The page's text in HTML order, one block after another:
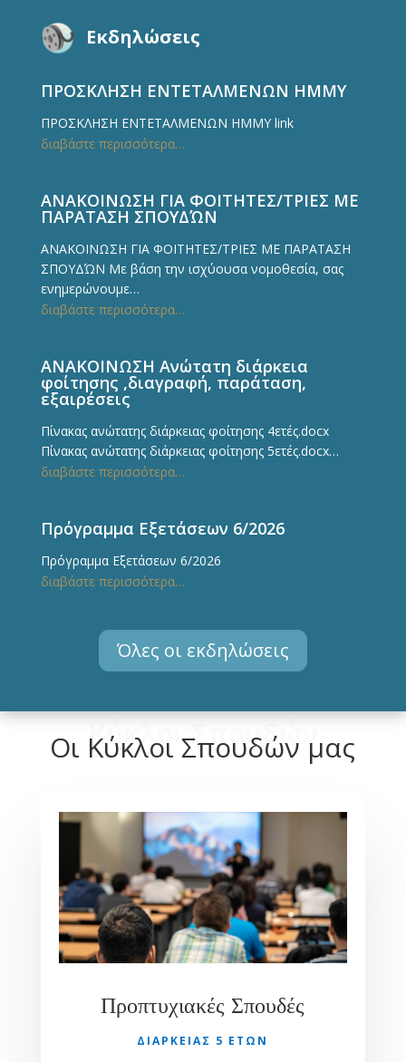
Εκδηλώσεις
ΠΡΟΣΚΛΗΣΗ ΕΝΤΕΤΑΛΜΕΝΩΝ ΗΜΜΥ
ΠΡΟΣΚΛΗΣΗ ΕΝΤΕΤΑΛΜΕΝΩΝ ΗΜΜΥ link
διαβάστε περισσότερα…
ΑΝΑΚΟΙΝΩΣΗ ΓΙΑ ΦΟΙΤΗΤΕΣ/ΤΡΙΕΣ ΜΕ
ΠΑΡΑΤΑΣΗ ΣΠΟΥΔΏΝ
ΑΝΑΚΟΙΝΩΣΗ ΓΙΑ ΦΟΙΤΗΤΕΣ/ΤΡΙΕΣ ΜΕ ΠΑΡΑΤΑΣΗ
ΣΠΟΥΔΏΝ Με βάση την ισχύουσα νομοθεσία, σας
ενημερώνουμε…
διαβάστε περισσότερα…
ΑΝΑΚΟΙΝΩΣΗ Ανώτατη διάρκεια
φοίτησης ,διαγραφή, παράταση,
εξαιρέσεις
Πίνακας ανώτατης διάρκειας φοίτησης 4ετές.docx
Πίνακας ανώτατης διάρκειας φοίτησης 5ετές.docx…
διαβάστε περισσότερα…
Πρόγραμμα Εξετάσεων 6/2026
Πρόγραμμα Εξετάσεων 6/2026
διαβάστε περισσότερα…
Όλες οι εκδηλώσεις
Κύκλοι Σπουδών
Οι Κύκλοι Σπουδών μας
Προπτυχιακές Σπουδές
ΔΙΑΡΚΕΙΑΣ 5 ΕΤΩΝ